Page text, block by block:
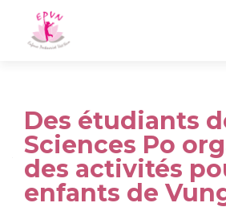
Des étudiants
Sciences Po
des activités
enfants de